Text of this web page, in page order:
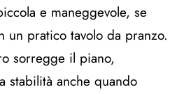
e maneggevole, se
un pratico tavolo da pranzo.
sorregge il piano,
stabilità anche quando